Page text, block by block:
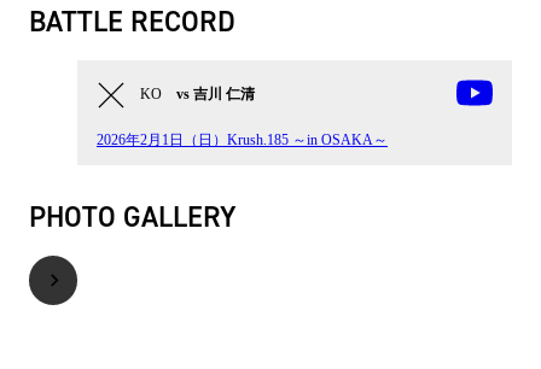
BATTLE RECORD
KO vs 吉川 仁清
2026年2月1日（日）Krush.185 ～in OSAKA～
PHOTO GALLERY